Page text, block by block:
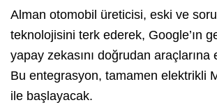
Alman otomobil üreticisi, eski ve
teknolojisini terk ederek, Google’ın
yapay zekasını doğrudan araçlarına
Bu entegrasyon, tamamen elektrikli
ile başlayacak.